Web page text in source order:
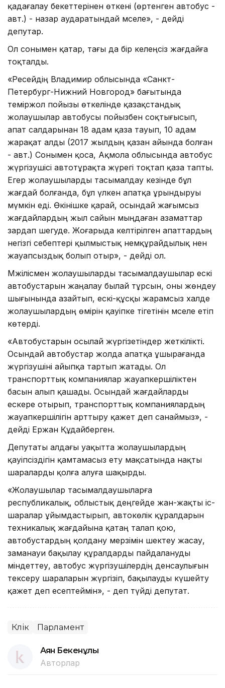
қадағалау бекеттерінен өткені (өртенген автобус -
авт.) - назар аударатындай мәселе», - дейді
депутар.
Ол сонымен қатар, тағы да бір келеңсіз жағдайға
тоқталды.
«Ресейдің Владимир облысында «Санкт-
Петербург-Нижний Новгород» бағытында
теміржол пойызы өткелінде қазақстандық
жолаушылар автобусы пойызбен соқтығысып,
апат салдарынан 18 адам қаза тауып, 10 адам
жарақат алды (2017 жылдың қазан айында болған
- авт.) Сонымен қоса, Ақмола облысында автобус
жүргізушісі автотұрақта жүрегі тоқтап қаза тапты.
Егер жолаушыларды тасымалдау кезінде бұл
жағдай болғанда, бұл үлкен апатқа ұрындыруы
мүмкін еді. Өкінішке қарай, осындай жағымсыз
жағдайлардың жыл сайын мыңдаған азаматтар
зардап шегуде. Жоғарыда келтірілген апаттардың
негізгі себептері қылмыстық немқұрайдылық нен
жауапсыздық болып отыр», - дейді ол.
Мәжілісмен жолаушыларды тасымалдаушылар ескі
автобустарын жаңалау былай тұрсын, оны жөндеу
шығынында азайтып, ескі-құсқы жарамсыз халде
жолаушылардың өмірін қауіпке тігетінін мәселе етіп
көтерді.
«Автобустарын осылай жүргізетіндер жеткілікті.
Осындай автобустар жолда апатқа ұшырағанда
жүргізушіні айыпқа тартып жатады. Ол
транспорттық компаниялар жауапкершіліктен
басын алып қашады. Осындай жағдайларды
ескере отырып, транспорттық компаниялардың
жауапкершілігін арттыру қажет деп санаймыз», -
дейді Ержан Құдайберген.
Депутаты алдағы уақытта жолаушылардың
қауіпсіздігін қамтамасыз ету мақсатында нақты
шараларды қолға алуға шақырды.
«Жолаушылар тасымалдаушыларға
республикалық, облыстық деңгейде жан-жақты іс-
шаралар ұйымдастырып, автокөлік құралдарын
техникалық жағдайына қатаң талап қою,
автобустардың қолдану мерзімін шектеу жасау,
заманауи бақылау құралдарды пайдалануды
міндеттеу, автобус жүргізушілердің денсаулығын
тексеру шараларын жүргізіп, бақылауды күшейту
қажет деп есептеймін», - деп түйді депутат.
Көлік Парламент
Аян Бекенұлы
Авторлар